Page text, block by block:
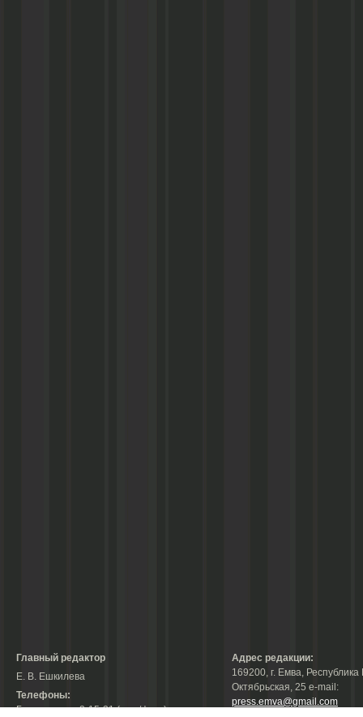
Главный редактор
Е. В. Ешкилева
Телефоны:
Гл. редактор: 2-15-31 (тел./факс);
Адрес редакции:
169200, г. Емва, Республика
Октябрьская, 25 е-mail:
press.emva@gmail.com